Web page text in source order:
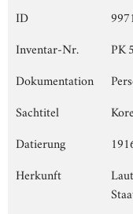
ID
9971
Inventar-Nr.
PK
Dokumentation
Sachtitel
Datierung
Herkunft